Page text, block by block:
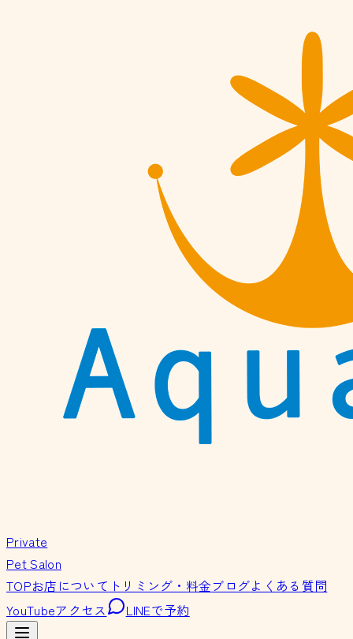
Private
Pet Salon
TOPお店について トリミング・料金ブログよくある質問
YouTubeアクセス LINEで予約